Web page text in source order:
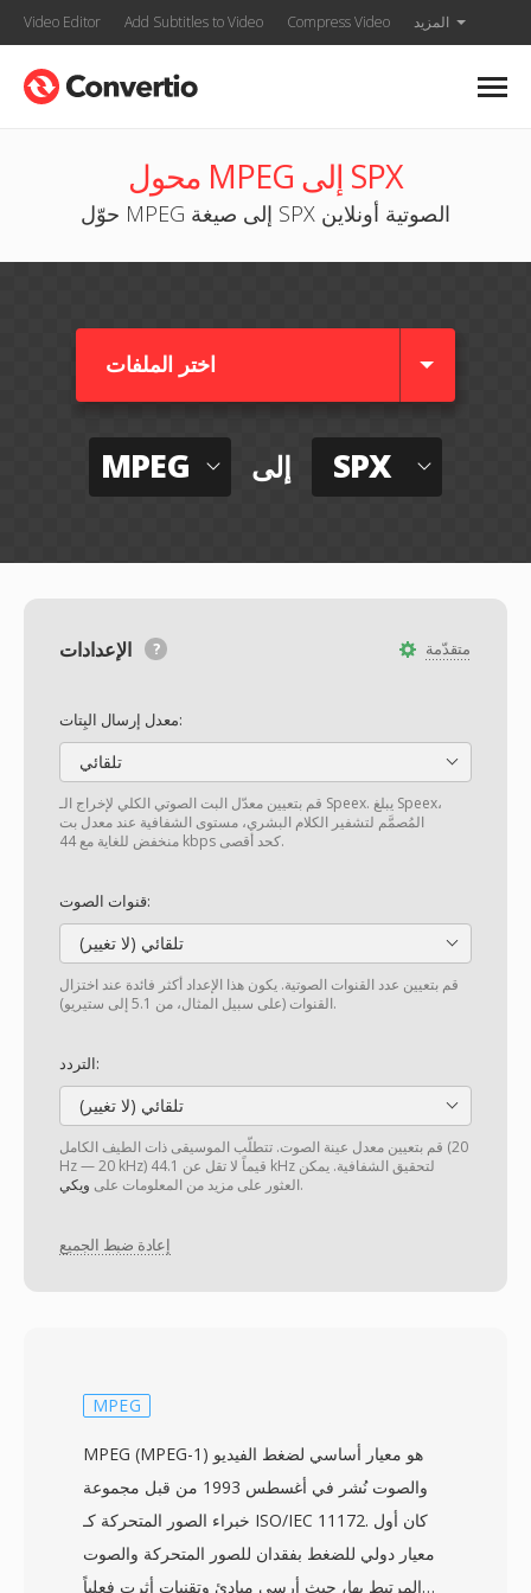
Video Editor Add Subtitles to Video Compress Video المزيد
محول MPEG إلى SPX
حوّل MPEG إلى صيغة SPX الصوتية أونلاين
اختر الملفات
MPEG إلى SPX
متقدّمة
معدل إرسال البِتات:
تلقائي
قم بتعيين معدّل البت الصوتي الكلي لإخراج الـ Speex. يبلغ Speex،
المُصمَّم لتشفير الكلام البشري، مستوى الشفافية عند معدل بت
منخفض للغاية مع 44 kbps كحد أقصى.
قنوات الصوت:
تلقائي (لا تغيير)
قم بتعيين عدد القنوات الصوتية. يكون هذا الإعداد أكثر فائدة عند اختزال
القنوات (على سبيل المثال، من 5.1 إلى ستيريو).
التردد:
تلقائي (لا تغيير)
قم بتعيين معدل عينة الصوت. تتطلّب الموسيقى ذات الطيف الكامل (20
Hz — 20 kHz) قيماً لا تقل عن 44.1 kHz لتحقيق الشفافية. يمكن
العثور على مزيد من المعلومات على ويكي .
إعادة ضبط الجميع
MPEG
MPEG (MPEG-1) هو معيار أساسي لضغط الفيديو
والصوت نُشر في أغسطس 1993 من قبل مجموعة
خبراء الصور المتحركة كـ ISO/IEC 11172. كان أول
معيار دولي للضغط بفقدان للصور المتحركة والصوت
المرتبط بها، حيث أرسى مبادئ وتقنيات أثرت فعلياً